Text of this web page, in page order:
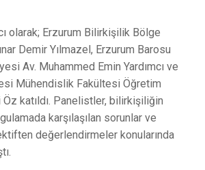
olarak; Erzurum Bilirkişilik Bölge
Demir Yılmazel, Erzurum Barosu
Av. Muhammed Emin Yardımcı ve
Mühendislik Fakültesi Öğretim
katıldı. Panelistler, bilirkişiliğin
karşılaşılan sorunlar ve
değerlendirmeler konularında